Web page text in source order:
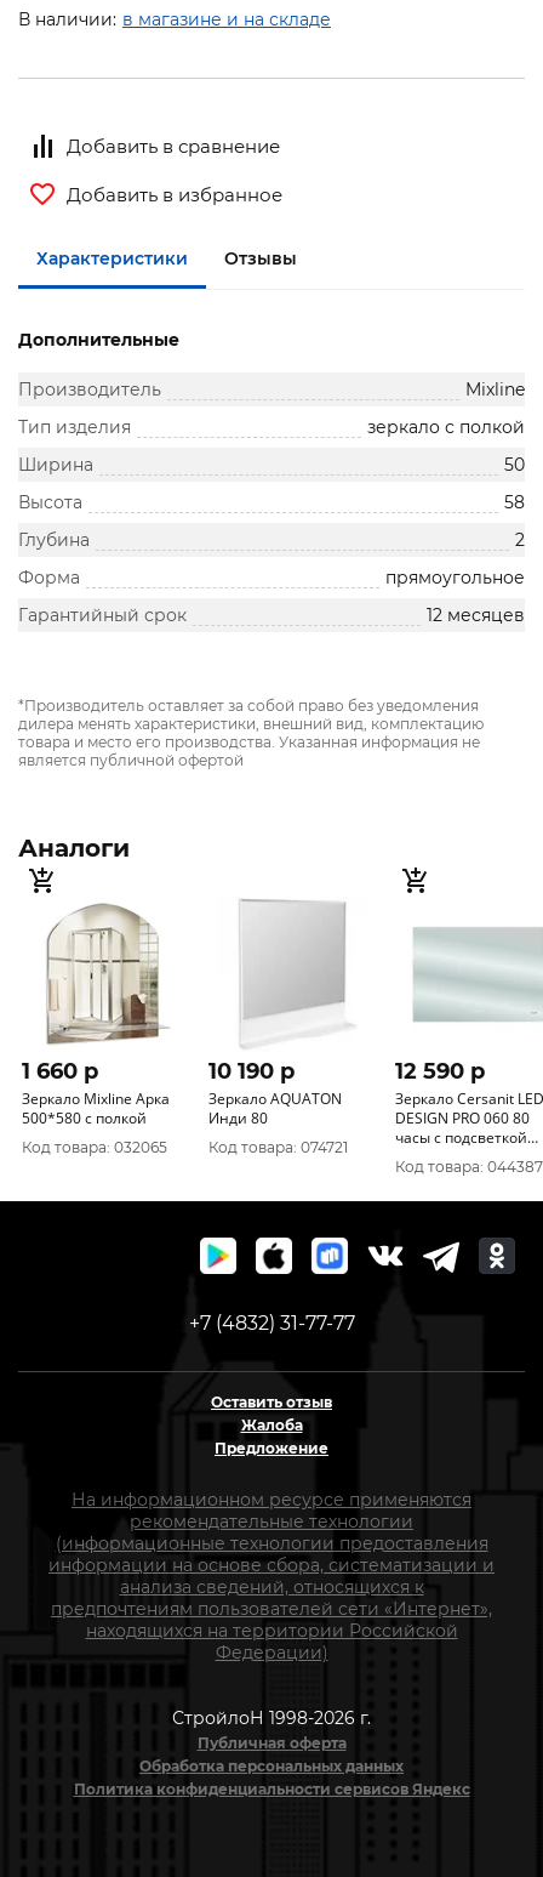
В наличии: в магазине и на складе
Добавить в сравнение
Добавить в избранное
Характеристики Отзывы
Дополнительные
Производитель
Mixline
Тип изделия
зеркало с полкой
Ширина
50
Высота
58
Глубина
2
Форма
прямоугольное
Гарантийный срок
12 месяцев
*Производитель оставляет за собой право без уведомления
дилера менять характеристики, внешний вид, комплектацию
товара и место его производства. Указанная информация не
является публичной офертой
Аналоги
1 660 p
Зеркало Mixline Арка
500*580 с полкой
Код товара: 032065
10 190 p
Зеркало AQUATON
Инди 80
Код товара: 074721
12 590 p
Зеркало Cersanit LED
DESIGN PRO 060 80
часы с подсветкой
прямоугольное
Код товара: 044387
+7 (4832) 31-77-77
Оставить отзыв
Жалоба
Предложение
На информационном ресурсе применяются
рекомендательные технологии
(информационные технологии предоставления
информации на основе сбора, систематизации и
анализа сведений, относящихся к
предпочтениям пользователей сети «Интернет»,
находящихся на территории Российской
Федерации)
СтройлоН 1998-2026 г.
Публичная оферта
Обработка персональных данных
Политика конфиденциальности сервисов Яндекс